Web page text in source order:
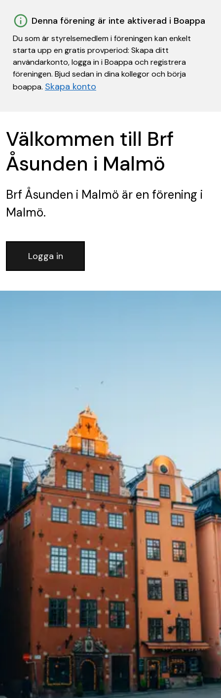
Denna förening är inte aktiverad i Boappa
Du som är styrelsemedlem i föreningen kan enkelt
starta upp en gratis provperiod: Skapa ditt
användarkonto, logga in i Boappa och registrera
föreningen. Bjud sedan in dina kollegor och börja
boappa. Skapa konto
Välkommen till Brf
Åsunden i Malmö
Brf Åsunden i Malmö är en förening i
Malmö.
Logga in